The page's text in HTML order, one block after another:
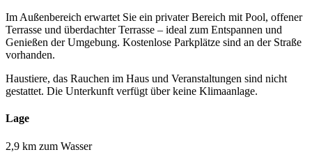
Im Außenbereich erwartet Sie ein privater Bereich mit Pool, offener
Terrasse und überdachter Terrasse – ideal zum Entspannen und
Genießen der Umgebung. Kostenlose Parkplätze sind an der Straße
vorhanden.
Haustiere, das Rauchen im Haus und Veranstaltungen sind nicht
gestattet. Die Unterkunft verfügt über keine Klimaanlage.
Lage
2,9 km zum Wasser